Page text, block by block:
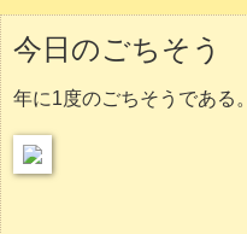
今日のごちそう
年に1度のごちそうである。